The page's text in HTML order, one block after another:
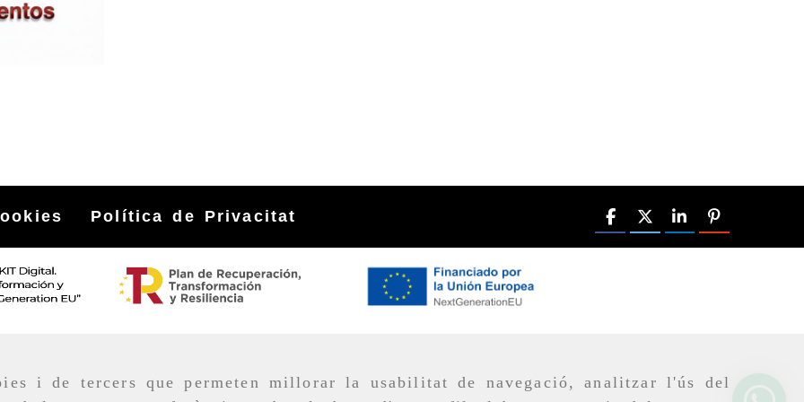
i de tercers que permeten millorar la usabilitat de navegació, analitzar l'ús del
Política de Privacitat